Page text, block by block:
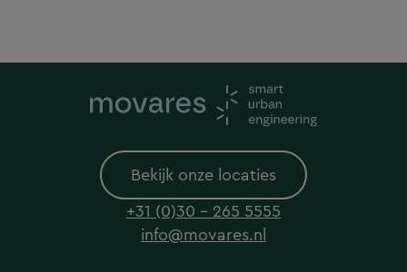
Bekijk onze locaties
+31 (0)30 - 265 5555
info@movares.nl